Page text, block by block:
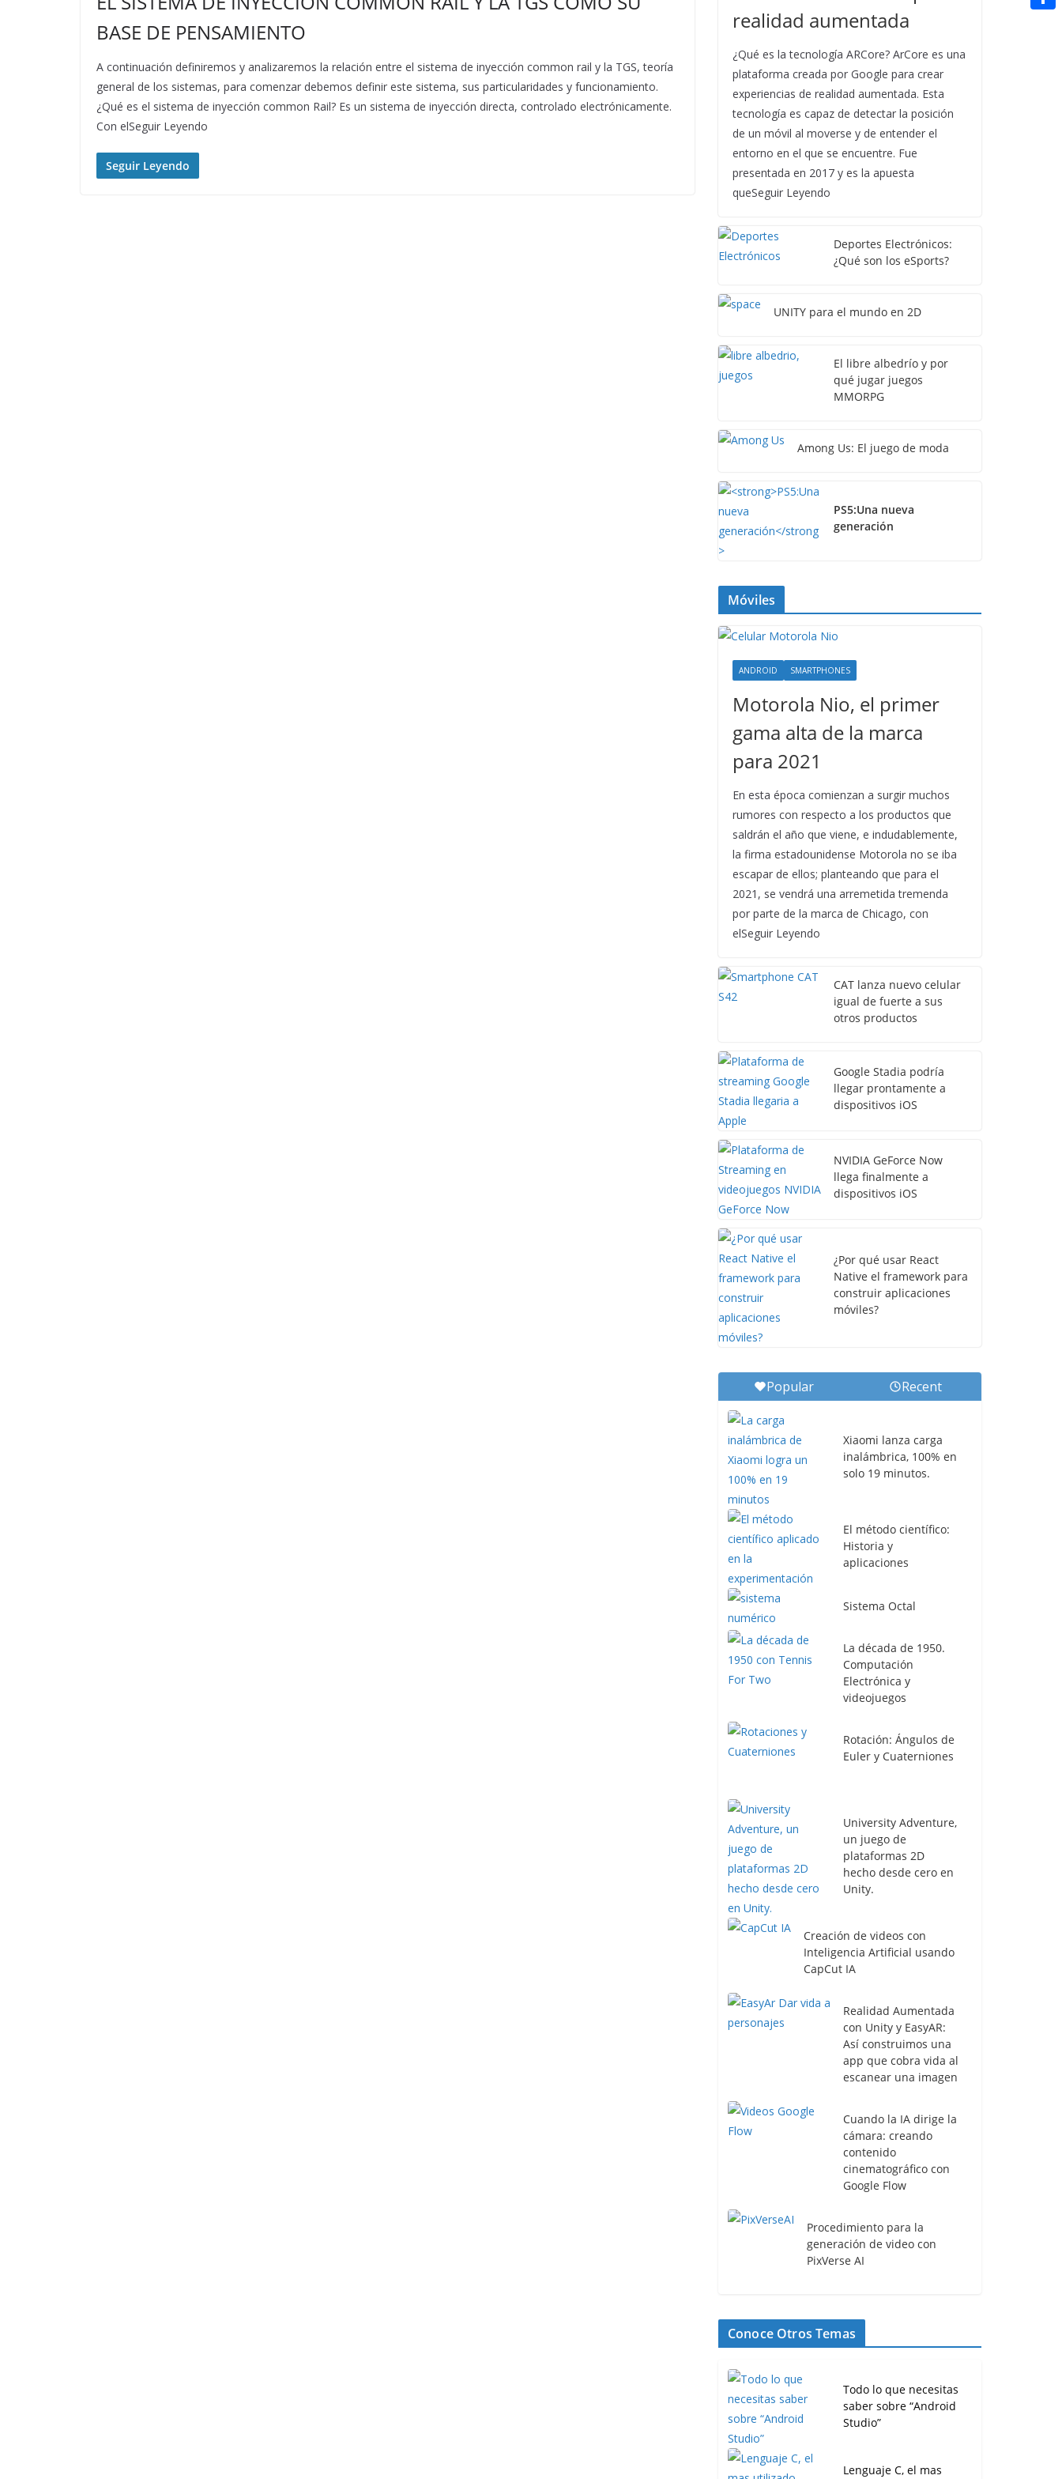
BASE DE PENSAMIENTO
A continuación definiremos y analizaremos la relación entre el sistema de inyección common rail y la TGS, teoría
general de los sistemas, para comenzar debemos definir este sistema, sus particularidades y funcionamiento.
¿Qué es el sistema de inyección common Rail? Es un sistema de inyección directa, controlado electrónicamente.
Con elSeguir Leyendo
Seguir Leyendo
realidad aumentada
¿Qué es la tecnología ARCore? ArCore es una
plataforma creada por Google para crear
experiencias de realidad aumentada. Esta
tecnología es capaz de detectar la posición
de un móvil al moverse y de entender el
entorno en el que se encuentre. Fue
presentada en 2017 y es la apuesta
queSeguir Leyendo
Deportes Electrónicos:
¿Qué son los eSports?
UNITY para el mundo en 2D
El libre albedrío y por
qué jugar juegos
MMORPG
Among Us: El juego de moda
PS5:Una nueva
generación
Móviles
ANDROID SMARTPHONES
Motorola Nio, el primer
gama alta de la marca
para 2021
En esta época comienzan a surgir muchos
rumores con respecto a los productos que
saldrán el año que viene, e indudablemente,
la firma estadounidense Motorola no se iba
escapar de ellos; planteando que para el
2021, se vendrá una arremetida tremenda
por parte de la marca de Chicago, con
elSeguir Leyendo
CAT lanza nuevo celular
igual de fuerte a sus
otros productos
Google Stadia podría
llegar prontamente a
dispositivos iOS
NVIDIA GeForce Now
llega finalmente a
dispositivos iOS
¿Por qué usar React
Native el framework para
construir aplicaciones
móviles?
Popular Recent
Xiaomi lanza carga
inalámbrica, 100% en
solo 19 minutos.
El método científico:
Historia y
aplicaciones
Sistema Octal
La década de 1950.
Computación
Electrónica y
videojuegos
Rotación: Ángulos de
Euler y Cuaterniones
University Adventure,
un juego de
plataformas 2D
hecho desde cero en
Unity.
Creación de videos con
Inteligencia Artificial usando
CapCut IA
Realidad Aumentada
con Unity y EasyAR:
Así construimos una
app que cobra vida al
escanear una imagen
Cuando la IA dirige la
cámara: creando
contenido
cinematográfico con
Google Flow
Procedimiento para la
generación de video con
PixVerse AI
Conoce Otros Temas
Todo lo que necesitas
saber sobre “Android
Studio”
Lenguaje C, el mas
n
a